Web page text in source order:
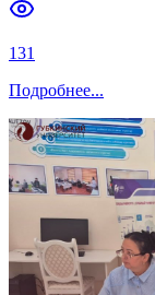
131
Подробнее...